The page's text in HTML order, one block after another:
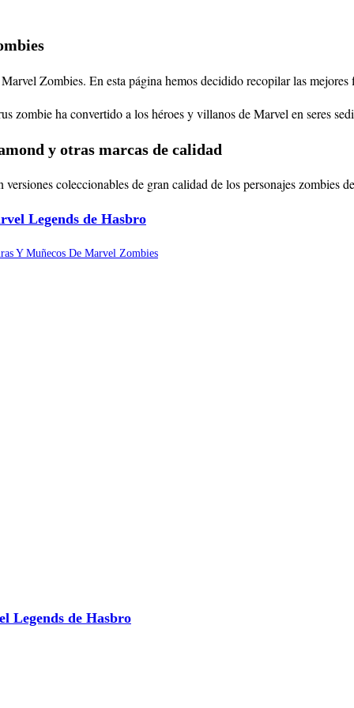
Zombies. En esta página hemos decidido recopilar las
zombie ha convertido a los héroes y villanos de Marvel en seres
y otras marcas de calidad
versiones coleccionables de gran calidad de los personajes zombies
Legends de Hasbro
Legends de Hasbro